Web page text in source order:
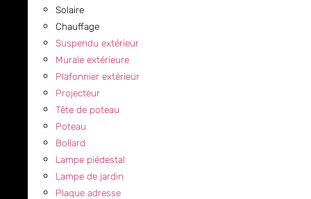
Solaire
Chauffage
Suspendu extérieur
Murale extérieure
Plafonnier extérieur
Projecteur
Tête de poteau
Poteau
Bollard
Lampe piédestal
Lampe de jardin
Plaque adresse